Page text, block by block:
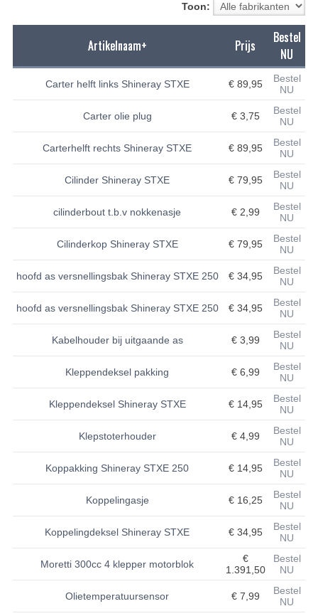
PAKKINGEN
PLASTIC PARTS
BASHAN 200S-7-200S-A
BRANDSTOF SYSTEEM
ELEKTRONICA
KABELS
KAPPEN EN FRAME
KETTING EN TANDWIELEN
KOEL SYSTEEM
Toon:
Artikelnaam+ Prijs
Bestel
NU
Carter helft links Shineray STXE € 89,95
Bestel
NU
Carter olie plug € 3,75
Bestel
NU
Carterhelft rechts Shineray STXE € 89,95
Bestel
NU
Cilinder Shineray STXE € 79,95
Bestel
NU
cilinderbout t.b.v nokkenasje € 2,99
Bestel
NU
Cilinderkop Shineray STXE € 79,95
Bestel
NU
hoofd as versnellingsbak Shineray STXE 250 € 34,95
Bestel
NU
hoofd as versnellingsbak Shineray STXE 250 € 34,95
Bestel
NU
Kabelhouder bij uitgaande as € 3,99
Bestel
NU
Kleppendeksel pakking € 6,99
Bestel
NU
Kleppendeksel Shineray STXE € 14,95
Bestel
NU
Klepstoterhouder € 4,99
Bestel
NU
Koppakking Shineray STXE 250 € 14,95
Bestel
NU
Koppelingasje € 16,25
Bestel
NU
Koppelingdeksel Shineray STXE € 34,95
Bestel
NU
Moretti 300cc 4 klepper motorblok
€
1.391,50
Bestel
NU
Olietemperatuursensor € 7,99
Bestel
NU